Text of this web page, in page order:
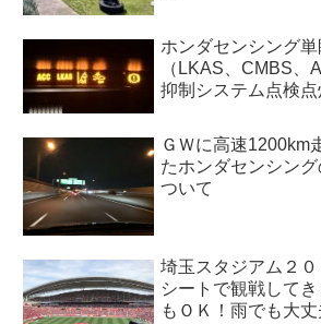
ホンダセンシング
（LKAS、CMBS、
抑制システム点検点
ＧＷに高速1200km
たホンダセンシン
ついて
埼玉スタジアム２
シートで観戦して
もＯＫ！雨でも大丈